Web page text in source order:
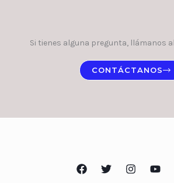
Si tienes alguna pregunta, llámanos al
CONTÁCTANOS